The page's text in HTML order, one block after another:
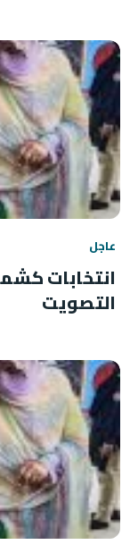
عاجل
انتخابات
التصويت